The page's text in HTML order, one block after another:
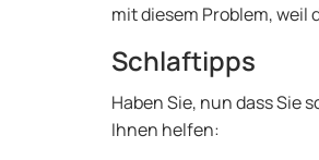
mit diesem Problem, weil
Schlaftipps
Haben Sie, nun dass Sie
Ihnen helfen: